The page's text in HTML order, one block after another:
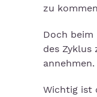
zu
Doch
des Zyklus
Wichtig ist